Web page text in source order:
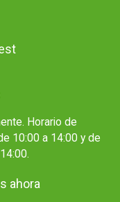
Horario de
10:00 a 14:00 y de
ahora